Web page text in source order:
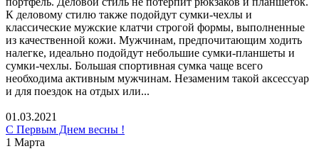
К деловому стилю также подойдут сумки-чехлы и
классические мужские клатчи строгой формы, выполненные
из качественной кожи. Мужчинам, предпочитающим ходить
налегке, идеально подойдут небольшие сумки-планшеты и
сумки-чехлы. Большая спортивная сумка чаще всего
необходима активным мужчинам. Незаменим такой аксессуар
и для поездок на отдых или...
01.03.2021
С Первым Днем весны !
1 Марта